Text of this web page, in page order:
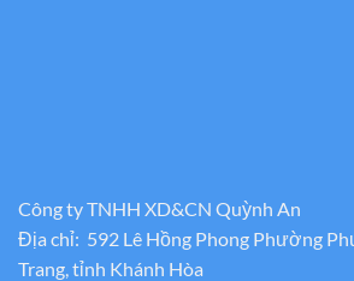
Công ty TNHH XD&CN Quỳnh An
Địa chỉ: 592 Lê Hồng Phong Phường
Trang, tỉnh Khánh Hòa